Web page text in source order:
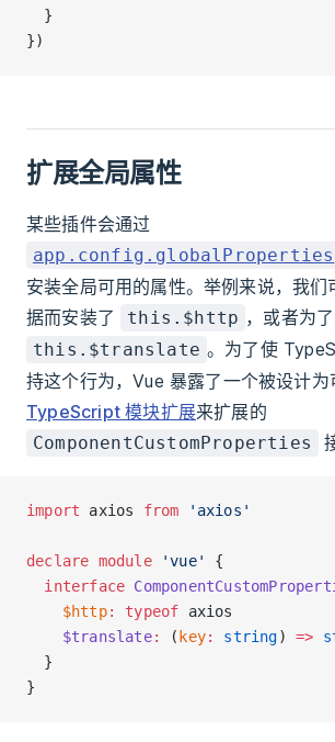
  }
})
扩展全局属性
某些插件会通过
app.config.globalProperties
安装全局可用的属性。举例来说，我们
据而安装了
this.$http ，或者为
this.$translate 。为了使
持这个行为，Vue 暴露了一个被设计为
TypeScript 模块扩展来扩展的
ComponentCustomProperties
import axios from 'axios'
declare module 'vue'
{
  interface
    $http
: typeof axios
    $translate
: ( key: string) =>
  }
}